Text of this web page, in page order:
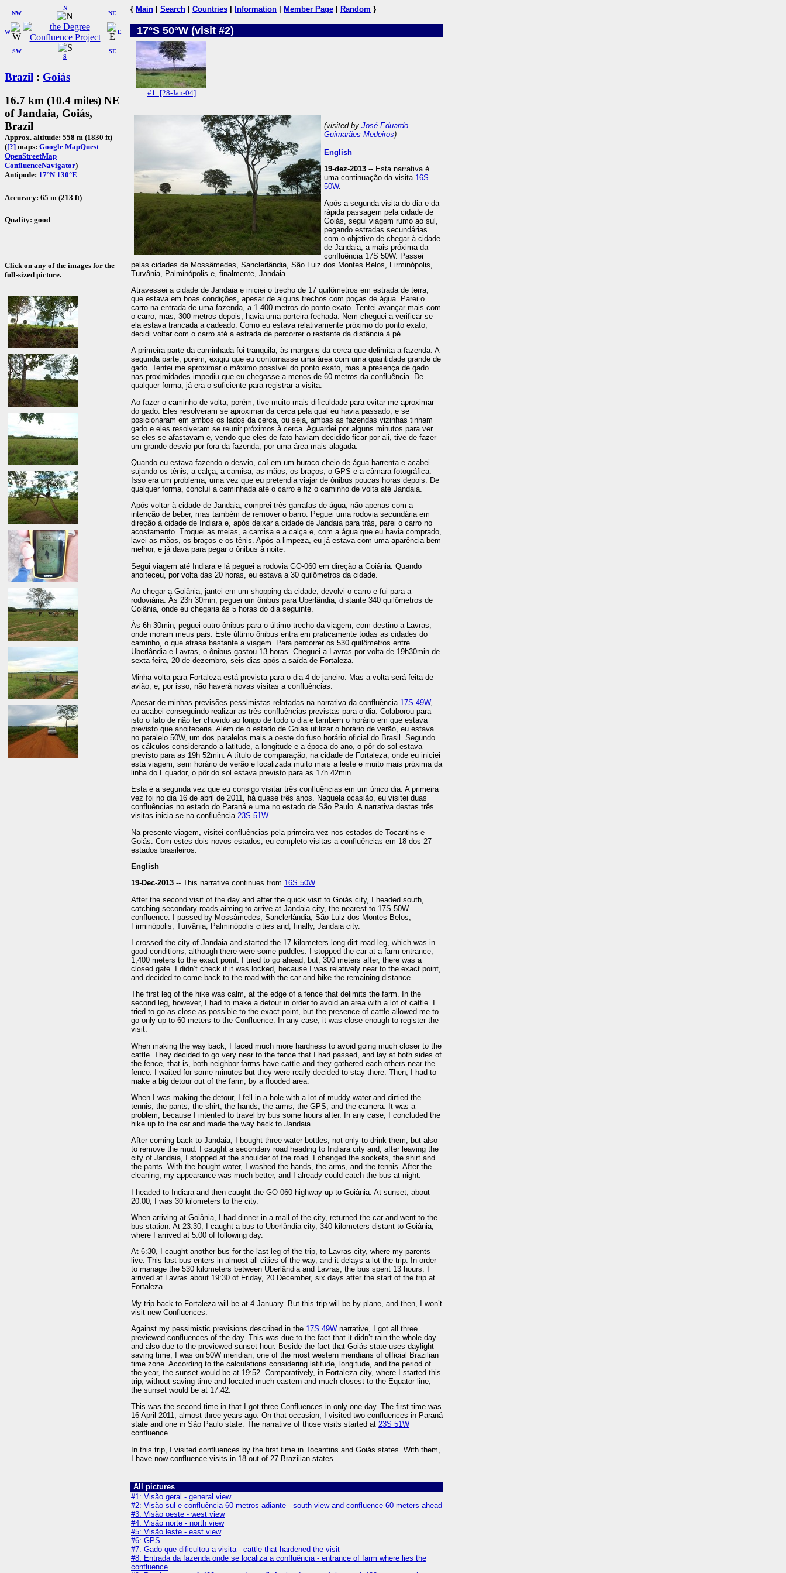
W
NW
N
NE
SW
S
SE
E
Brazil : Goiás
16.7 km (10.4 miles) NE
of Jandaia, Goiás,
Brazil
Approx. altitude: 558 m (1830 ft)
([?] maps: Google MapQuest
OpenStreetMap
ConfluenceNavigator)
Antipode: 17°N 130°E
Accuracy: 65 m (213 ft)
Quality: good
Click on any of the images for the
full-sized picture.
{ Main Search Countries Information Member Page Random }
17°S 50°W (visit #2)
#1: [28-Jan-04]
(visited by José Eduardo
Guimarães Medeiros)
English
19-dez-2013 -- Esta narrativa é
uma continuação da visita 16S
50W.
Após a segunda visita do dia e da
rápida passagem pela cidade de
Goiás, segui viagem rumo ao sul,
pegando estradas secundárias
com o objetivo de chegar à cidade
de Jandaia, a mais próxima da
confluência 17S 50W. Passei
pelas cidades de Mossâmedes, Sanclerlândia, São Luiz dos Montes Belos, Firminópolis,
Turvânia, Palminópolis e, finalmente, Jandaia.
Atravessei a cidade de Jandaia e iniciei o trecho de 17 quilômetros em estrada de terra,
que estava em boas condições, apesar de alguns trechos com poças de água. Parei o
carro na entrada de uma fazenda, a 1.400 metros do ponto exato. Tentei avançar mais com
o carro, mas, 300 metros depois, havia uma porteira fechada. Nem cheguei a verificar se
ela estava trancada a cadeado. Como eu estava relativamente próximo do ponto exato,
decidi voltar com o carro até a estrada de percorrer o restante da distância à pé.
A primeira parte da caminhada foi tranquila, às margens da cerca que delimita a fazenda. A
segunda parte, porém, exigiu que eu contornasse uma área com uma quantidade grande de
gado. Tentei me aproximar o máximo possível do ponto exato, mas a presença de gado
nas proximidades impediu que eu chegasse a menos de 60 metros da confluência. De
qualquer forma, já era o suficiente para registrar a visita.
Ao fazer o caminho de volta, porém, tive muito mais dificuldade para evitar me aproximar
do gado. Eles resolveram se aproximar da cerca pela qual eu havia passado, e se
posicionaram em ambos os lados da cerca, ou seja, ambas as fazendas vizinhas tinham
gado e eles resolveram se reunir próximos à cerca. Aguardei por alguns minutos para ver
se eles se afastavam e, vendo que eles de fato haviam decidido ficar por ali, tive de fazer
um grande desvio por fora da fazenda, por uma área mais alagada.
Quando eu estava fazendo o desvio, caí em um buraco cheio de água barrenta e acabei
sujando os tênis, a calça, a camisa, as mãos, os braços, o GPS e a câmara fotográfica.
Isso era um problema, uma vez que eu pretendia viajar de ônibus poucas horas depois. De
qualquer forma, concluí a caminhada até o carro e fiz o caminho de volta até Jandaia.
Após voltar à cidade de Jandaia, comprei três garrafas de água, não apenas com a
intenção de beber, mas também de remover o barro. Peguei uma rodovia secundária em
direção à cidade de Indiara e, após deixar a cidade de Jandaia para trás, parei o carro no
acostamento. Troquei as meias, a camisa e a calça e, com a água que eu havia comprado,
lavei as mãos, os braços e os tênis. Após a limpeza, eu já estava com uma aparência bem
melhor, e já dava para pegar o ônibus à noite.
Segui viagem até Indiara e lá peguei a rodovia GO-060 em direção a Goiânia. Quando
anoiteceu, por volta das 20 horas, eu estava a 30 quilômetros da cidade.
Ao chegar a Goiânia, jantei em um shopping da cidade, devolvi o carro e fui para a
rodoviária. Às 23h 30min, peguei um ônibus para Uberlândia, distante 340 quilômetros de
Goiânia, onde eu chegaria às 5 horas do dia seguinte.
Às 6h 30min, peguei outro ônibus para o último trecho da viagem, com destino a Lavras,
onde moram meus pais. Este último ônibus entra em praticamente todas as cidades do
caminho, o que atrasa bastante a viagem. Para percorrer os 530 quilômetros entre
Uberlândia e Lavras, o ônibus gastou 13 horas. Cheguei a Lavras por volta de 19h30min de
sexta-feira, 20 de dezembro, seis dias após a saída de Fortaleza.
Minha volta para Fortaleza está prevista para o dia 4 de janeiro. Mas a volta será feita de
avião, e, por isso, não haverá novas visitas a confluências.
Apesar de minhas previsões pessimistas relatadas na narrativa da confluência 17S 49W,
eu acabei conseguindo realizar as três confluências previstas para o dia. Colaborou para
isto o fato de não ter chovido ao longo de todo o dia e também o horário em que estava
previsto que anoiteceria. Além de o estado de Goiás utilizar o horário de verão, eu estava
no paralelo 50W, um dos paralelos mais a oeste do fuso horário oficial do Brasil. Segundo
os cálculos considerando a latitude, a longitude e a época do ano, o pôr do sol estava
previsto para as 19h 52min. A título de comparação, na cidade de Fortaleza, onde eu iniciei
esta viagem, sem horário de verão e localizada muito mais a leste e muito mais próxima da
linha do Equador, o pôr do sol estava previsto para as 17h 42min.
Esta é a segunda vez que eu consigo visitar três confluências em um único dia. A primeira
vez foi no dia 16 de abril de 2011, há quase três anos. Naquela ocasião, eu visitei duas
confluências no estado do Paraná e uma no estado de São Paulo. A narrativa destas três
visitas inicia-se na confluência 23S 51W.
Na presente viagem, visitei confluências pela primeira vez nos estados de Tocantins e
Goiás. Com estes dois novos estados, eu completo visitas a confluências em 18 dos 27
estados brasileiros.
English
19-Dec-2013 -- This narrative continues from 16S 50W.
After the second visit of the day and after the quick visit to Goiás city, I headed south,
catching secondary roads aiming to arrive at Jandaia city, the nearest to 17S 50W
confluence. I passed by Mossâmedes, Sanclerlândia, São Luiz dos Montes Belos,
Firminópolis, Turvânia, Palminópolis cities and, finally, Jandaia city.
I crossed the city of Jandaia and started the 17-kilometers long dirt road leg, which was in
good conditions, although there were some puddles. I stopped the car at a farm entrance,
1,400 meters to the exact point. I tried to go ahead, but, 300 meters after, there was a
closed gate. I didn’t check if it was locked, because I was relatively near to the exact point,
and decided to come back to the road with the car and hike the remaining distance.
The first leg of the hike was calm, at the edge of a fence that delimits the farm. In the
second leg, however, I had to make a detour in order to avoid an area with a lot of cattle. I
tried to go as close as possible to the exact point, but the presence of cattle allowed me to
go only up to 60 meters to the Confluence. In any case, it was close enough to register the
visit.
When making the way back, I faced much more hardness to avoid going much closer to the
cattle. They decided to go very near to the fence that I had passed, and lay at both sides of
the fence, that is, both neighbor farms have cattle and they gathered each others near the
fence. I waited for some minutes but they were really decided to stay there. Then, I had to
make a big detour out of the farm, by a flooded area.
When I was making the detour, I fell in a hole with a lot of muddy water and dirtied the
tennis, the pants, the shirt, the hands, the arms, the GPS, and the camera. It was a
problem, because I intented to travel by bus some hours after. In any case, I concluded the
hike up to the car and made the way back to Jandaia.
After coming back to Jandaia, I bought three water bottles, not only to drink them, but also
to remove the mud. I caught a secondary road heading to Indiara city and, after leaving the
city of Jandaia, I stopped at the shoulder of the road. I changed the sockets, the shirt and
the pants. With the bought water, I washed the hands, the arms, and the tennis. After the
cleaning, my appearance was much better, and I already could catch the bus at night.
I headed to Indiara and then caught the GO-060 highway up to Goiânia. At sunset, about
20:00, I was 30 kilometers to the city.
When arriving at Goiânia, I had dinner in a mall of the city, returned the car and went to the
bus station. At 23:30, I caught a bus to Uberlândia city, 340 kilometers distant to Goiânia,
where I arrived at 5:00 of following day.
At 6:30, I caught another bus for the last leg of the trip, to Lavras city, where my parents
live. This last bus enters in almost all cities of the way, and it delays a lot the trip. In order
to manage the 530 kilometers between Uberlândia and Lavras, the bus spent 13 hours. I
arrived at Lavras about 19:30 of Friday, 20 December, six days after the start of the trip at
Fortaleza.
My trip back to Fortaleza will be at 4 January. But this trip will be by plane, and then, I won’t
visit new Confluences.
Against my pessimistic previsions described in the 17S 49W narrative, I got all three
previewed confluences of the day. This was due to the fact that it didn’t rain the whole day
and also due to the previewed sunset hour. Beside the fact that Goiás state uses daylight
saving time, I was on 50W meridian, one of the most western meridians of official Brazilian
time zone. According to the calculations considering latitude, longitude, and the period of
the year, the sunset would be at 19:52. Comparatively, in Fortaleza city, where I started this
trip, without saving time and located much eastern and much closest to the Equator line,
the sunset would be at 17:42.
This was the second time in that I got three Confluences in only one day. The first time was
16 April 2011, almost three years ago. On that occasion, I visited two confluences in Paraná
state and one in São Paulo state. The narrative of those visits started at 23S 51W
confluence.
In this trip, I visited confluences by the first time in Tocantins and Goiás states. With them,
I have now confluence visits in 18 out of 27 Brazilian states.
All pictures
#1: Visão geral - general view
#2: Visão sul e confluência 60 metros adiante - south view and confluence 60 meters ahead
#3: Visão oeste - west view
#4: Visão norte - north view
#5: Visão leste - east view
#6: GPS
#7: Gado que dificultou a visita - cattle that hardened the visit
#8: Entrada da fazenda onde se localiza a confluência - entrance of farm where lies the
confluence